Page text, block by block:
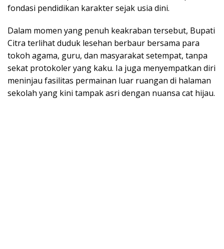
fondasi pendidikan karakter sejak usia dini.
​Dalam momen yang penuh keakraban tersebut, Bupati
Citra terlihat duduk lesehan berbaur bersama para
tokoh agama, guru, dan masyarakat setempat, tanpa
sekat protokoler yang kaku. Ia juga menyempatkan diri
meninjau fasilitas permainan luar ruangan di halaman
sekolah yang kini tampak asri dengan nuansa cat hijau.